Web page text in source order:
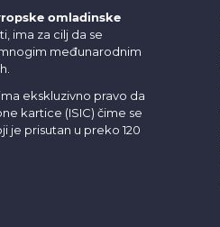
omladinske
ima za cilj da se
međunarodnim
ekskluzivno pravo da
kartice (ISIC) čime se
je prisutan u preko 120